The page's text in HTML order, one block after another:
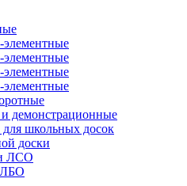
элементные
элементные
элементные
элементные
демонстрационные
школьных досок
доски
ЛСО
ЛБО